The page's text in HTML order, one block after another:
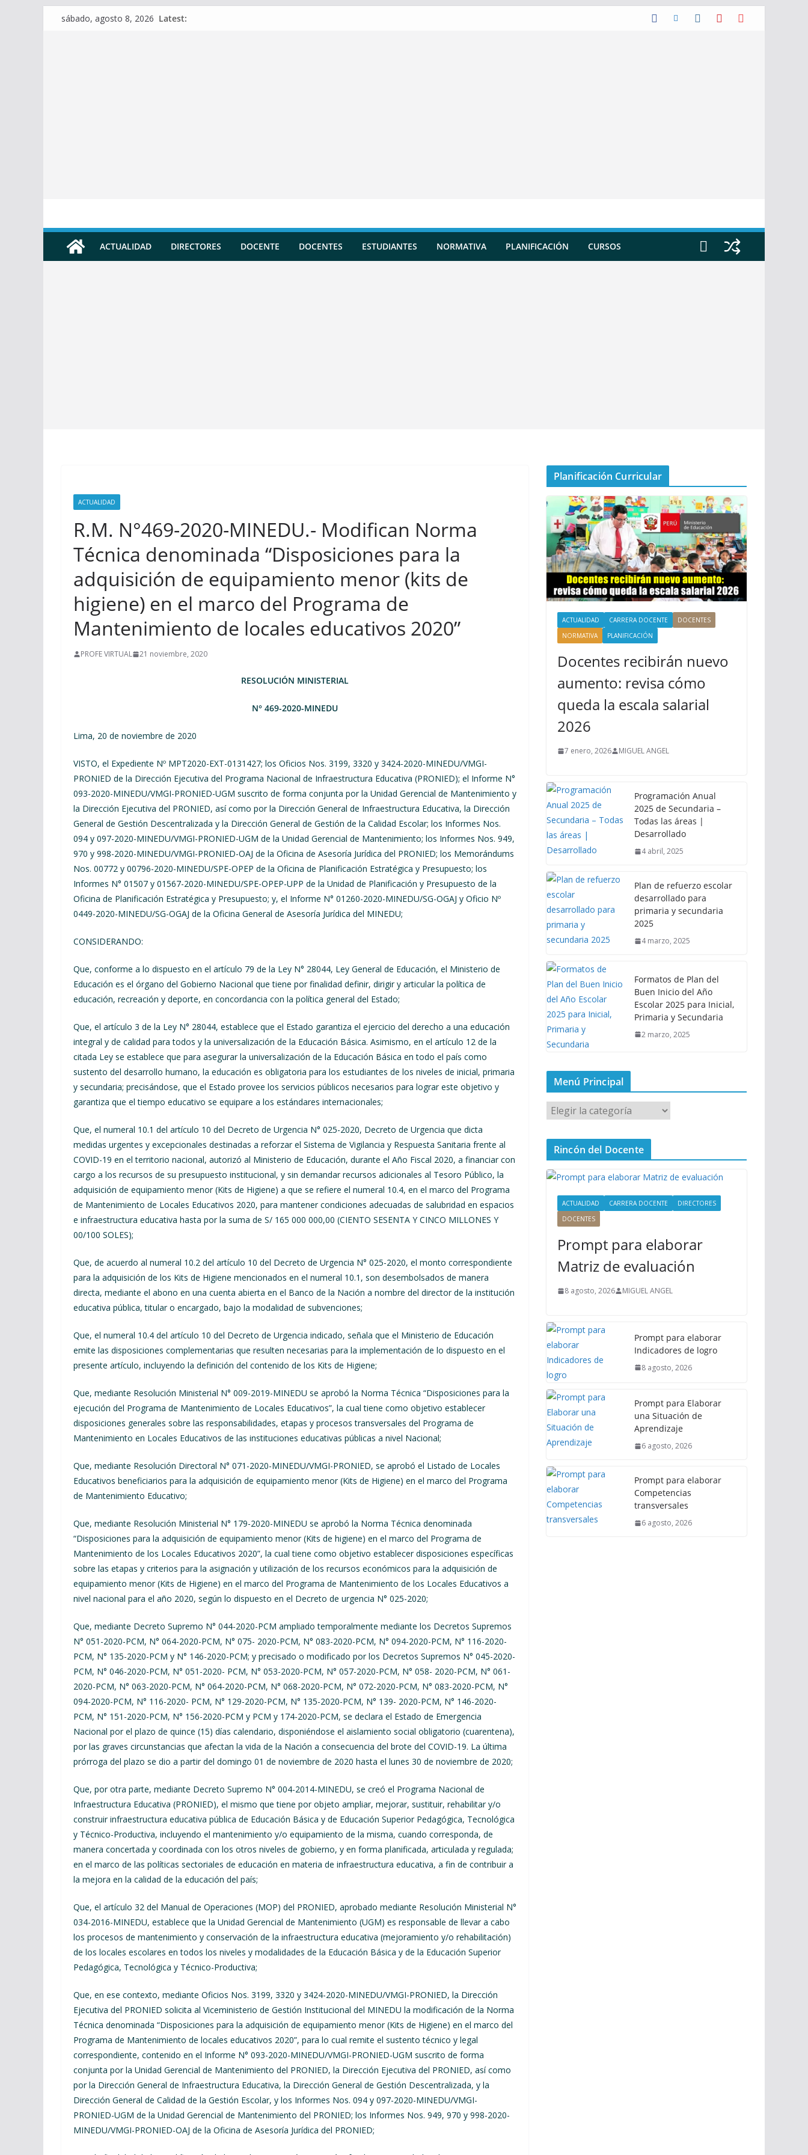
sábado, agosto 8, 2026 Latest:
ACTUALIDAD DIRECTORES DOCENTE DOCENTES ESTUDIANTES NORMATIVA PLANIFICACIÓN CURSOS
ACTUALIDAD
R.M. N°469-2020-MINEDU.- Modifican Norma
Técnica denominada “Disposiciones para la
adquisición de equipamiento menor (kits de
higiene) en el marco del Programa de
Mantenimiento de locales educativos 2020”
PROFE VIRTUAL 21 noviembre, 2020
RESOLUCIÓN MINISTERIAL
N° 469-2020-MINEDU
Lima, 20 de noviembre de 2020
VISTO, el Expediente Nº MPT2020-EXT-0131427; los Oficios Nos. 3199, 3320 y 3424-2020-MINEDU/VMGI-
PRONIED de la Dirección Ejecutiva del Programa Nacional de Infraestructura Educativa (PRONIED); el Informe N°
093-2020-MINEDU/VMGI-PRONIED-UGM suscrito de forma conjunta por la Unidad Gerencial de Mantenimiento y
la Dirección Ejecutiva del PRONIED, así como por la Dirección General de Infraestructura Educativa, la Dirección
General de Gestión Descentralizada y la Dirección General de Gestión de la Calidad Escolar; los Informes Nos.
094 y 097-2020-MINEDU/VMGI-PRONIED-UGM de la Unidad Gerencial de Mantenimiento; los Informes Nos. 949,
970 y 998-2020-MINEDU/VMGI-PRONIED-OAJ de la Oficina de Asesoría Jurídica del PRONIED; los Memorándums
Nos. 00772 y 00796-2020-MINEDU/SPE-OPEP de la Oficina de Planificación Estratégica y Presupuesto; los
Informes N° 01507 y 01567-2020-MINEDU/SPE-OPEP-UPP de la Unidad de Planificación y Presupuesto de la
Oficina de Planificación Estratégica y Presupuesto; y, el Informe N° 01260-2020-MINEDU/SG-OGAJ y Oficio Nº
0449-2020-MINEDU/SG-OGAJ de la Oficina General de Asesoría Jurídica del MINEDU;
CONSIDERANDO:
Que, conforme a lo dispuesto en el artículo 79 de la Ley N° 28044, Ley General de Educación, el Ministerio de
Educación es el órgano del Gobierno Nacional que tiene por finalidad definir, dirigir y articular la política de
educación, recreación y deporte, en concordancia con la política general del Estado;
Que, el artículo 3 de la Ley N° 28044, establece que el Estado garantiza el ejercicio del derecho a una educación
integral y de calidad para todos y la universalización de la Educación Básica. Asimismo, en el artículo 12 de la
citada Ley se establece que para asegurar la universalización de la Educación Básica en todo el país como
sustento del desarrollo humano, la educación es obligatoria para los estudiantes de los niveles de inicial, primaria
y secundaria; precisándose, que el Estado provee los servicios públicos necesarios para lograr este objetivo y
garantiza que el tiempo educativo se equipare a los estándares internacionales;
Que, el numeral 10.1 del artículo 10 del Decreto de Urgencia N° 025-2020, Decreto de Urgencia que dicta
medidas urgentes y excepcionales destinadas a reforzar el Sistema de Vigilancia y Respuesta Sanitaria frente al
COVID-19 en el territorio nacional, autorizó al Ministerio de Educación, durante el Año Fiscal 2020, a financiar con
cargo a los recursos de su presupuesto institucional, y sin demandar recursos adicionales al Tesoro Público, la
adquisición de equipamiento menor (Kits de Higiene) a que se refiere el numeral 10.4, en el marco del Programa
de Mantenimiento de Locales Educativos 2020, para mantener condiciones adecuadas de salubridad en espacios
e infraestructura educativa hasta por la suma de S/ 165 000 000,00 (CIENTO SESENTA Y CINCO MILLONES Y
00/100 SOLES);
Que, de acuerdo al numeral 10.2 del artículo 10 del Decreto de Urgencia N° 025-2020, el monto correspondiente
para la adquisición de los Kits de Higiene mencionados en el numeral 10.1, son desembolsados de manera
directa, mediante el abono en una cuenta abierta en el Banco de la Nación a nombre del director de la institución
educativa pública, titular o encargado, bajo la modalidad de subvenciones;
Que, el numeral 10.4 del artículo 10 del Decreto de Urgencia indicado, señala que el Ministerio de Educación
emite las disposiciones complementarias que resulten necesarias para la implementación de lo dispuesto en el
presente artículo, incluyendo la definición del contenido de los Kits de Higiene;
Que, mediante Resolución Ministerial N° 009-2019-MINEDU se aprobó la Norma Técnica “Disposiciones para la
ejecución del Programa de Mantenimiento de Locales Educativos”, la cual tiene como objetivo establecer
disposiciones generales sobre las responsabilidades, etapas y procesos transversales del Programa de
Mantenimiento en Locales Educativos de las instituciones educativas públicas a nivel Nacional;
Que, mediante Resolución Directoral N° 071-2020-MINEDU/VMGI-PRONIED, se aprobó el Listado de Locales
Educativos beneficiarios para la adquisición de equipamiento menor (Kits de Higiene) en el marco del Programa
de Mantenimiento Educativo;
Que, mediante Resolución Ministerial N° 179-2020-MINEDU se aprobó la Norma Técnica denominada
“Disposiciones para la adquisición de equipamiento menor (Kits de higiene) en el marco del Programa de
Mantenimiento de los Locales Educativos 2020”, la cual tiene como objetivo establecer disposiciones específicas
sobre las etapas y criterios para la asignación y utilización de los recursos económicos para la adquisición de
equipamiento menor (Kits de Higiene) en el marco del Programa de Mantenimiento de los Locales Educativos a
nivel nacional para el año 2020, según lo dispuesto en el Decreto de urgencia N° 025-2020;
Que, mediante Decreto Supremo N° 044-2020-PCM ampliado temporalmente mediante los Decretos Supremos
N° 051-2020-PCM, N° 064-2020-PCM, N° 075- 2020-PCM, N° 083-2020-PCM, N° 094-2020-PCM, N° 116-2020-
PCM, N° 135-2020-PCM y N° 146-2020-PCM; y precisado o modificado por los Decretos Supremos N° 045-2020-
PCM, N° 046-2020-PCM, N° 051-2020- PCM, N° 053-2020-PCM, N° 057-2020-PCM, N° 058- 2020-PCM, N° 061-
2020-PCM, N° 063-2020-PCM, N° 064-2020-PCM, N° 068-2020-PCM, N° 072-2020-PCM, N° 083-2020-PCM, N°
094-2020-PCM, N° 116-2020- PCM, N° 129-2020-PCM, N° 135-2020-PCM, N° 139- 2020-PCM, N° 146-2020-
PCM, N° 151-2020-PCM, N° 156-2020-PCM y PCM y 174-2020-PCM, se declara el Estado de Emergencia
Nacional por el plazo de quince (15) días calendario, disponiéndose el aislamiento social obligatorio (cuarentena),
por las graves circunstancias que afectan la vida de la Nación a consecuencia del brote del COVID-19. La última
prórroga del plazo se dio a partir del domingo 01 de noviembre de 2020 hasta el lunes 30 de noviembre de 2020;
Que, por otra parte, mediante Decreto Supremo N° 004-2014-MINEDU, se creó el Programa Nacional de
Infraestructura Educativa (PRONIED), el mismo que tiene por objeto ampliar, mejorar, sustituir, rehabilitar y/o
construir infraestructura educativa pública de Educación Básica y de Educación Superior Pedagógica, Tecnológica
y Técnico-Productiva, incluyendo el mantenimiento y/o equipamiento de la misma, cuando corresponda, de
manera concertada y coordinada con los otros niveles de gobierno, y en forma planificada, articulada y regulada;
en el marco de las políticas sectoriales de educación en materia de infraestructura educativa, a fin de contribuir a
la mejora en la calidad de la educación del país;
Que, el artículo 32 del Manual de Operaciones (MOP) del PRONIED, aprobado mediante Resolución Ministerial N°
034-2016-MINEDU, establece que la Unidad Gerencial de Mantenimiento (UGM) es responsable de llevar a cabo
los procesos de mantenimiento y conservación de la infraestructura educativa (mejoramiento y/o rehabilitación)
de los locales escolares en todos los niveles y modalidades de la Educación Básica y de la Educación Superior
Pedagógica, Tecnológica y Técnico-Productiva;
Que, en ese contexto, mediante Oficios Nos. 3199, 3320 y 3424-2020-MINEDU/VMGI-PRONIED, la Dirección
Ejecutiva del PRONIED solicita al Viceministerio de Gestión Institucional del MINEDU la modificación de la Norma
Técnica denominada “Disposiciones para la adquisición de equipamiento menor (Kits de Higiene) en el marco del
Programa de Mantenimiento de locales educativos 2020”, para lo cual remite el sustento técnico y legal
correspondiente, contenido en el Informe N° 093-2020-MINEDU/VMGI-PRONIED-UGM suscrito de forma
conjunta por la Unidad Gerencial de Mantenimiento del PRONIED, la Dirección Ejecutiva del PRONIED, así como
por la Dirección General de Infraestructura Educativa, la Dirección General de Gestión Descentralizada, y la
Dirección General de Calidad de la Gestión Escolar, y los Informes Nos. 094 y 097-2020-MINEDU/VMGI-
PRONIED-UGM de la Unidad Gerencial de Mantenimiento del PRONIED; los Informes Nos. 949, 970 y 998-2020-
MINEDU/VMGI-PRONIED-OAJ de la Oficina de Asesoría Jurídica del PRONIED;
Planificación Curricular
ACTUALIDAD CARRERA DOCENTE
DOCENTES
NORMATIVA
PLANIFICACIÓN
Docentes recibirán nuevo
aumento: revisa cómo
queda la escala salarial
2026
7 enero, 2026 MIGUEL ANGEL
Programación Anual
2025 de Secundaria –
Todas las áreas |
Desarrollado
4 abril, 2025
Plan de refuerzo escolar
desarrollado para
primaria y secundaria
2025
4 marzo, 2025
Formatos de Plan del
Buen Inicio del Año
Escolar 2025 para Inicial,
Primaria y Secundaria
2 marzo, 2025
Menú Principal
M
e
n
P
Rincón del Docente
ACTUALIDAD CARRERA DOCENTE
DIRECTORES
DOCENTES
Prompt para elaborar
Matriz de evaluación
8 agosto, 2026 MIGUEL ANGEL
Prompt para elaborar
Indicadores de logro
8 agosto, 2026
Prompt para Elaborar
una Situación de
Aprendizaje
6 agosto, 2026
Prompt para elaborar
Competencias
transversales
6 agosto, 2026